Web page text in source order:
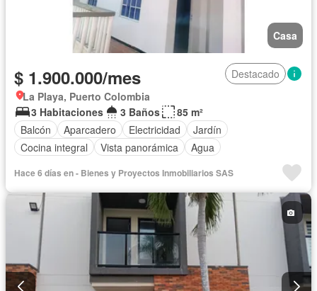
Casa
$ 1.900.000/mes
Destacado
La Playa, Puerto Colombia
3 Habitaciones
3 Baños
85 m²
Balcón
Aparcadero Electricidad
Jardín
Cocina integral
Vista panorámica Agua
Hace 6 días en - Bienes y Proyectos Inmobiliarios SAS